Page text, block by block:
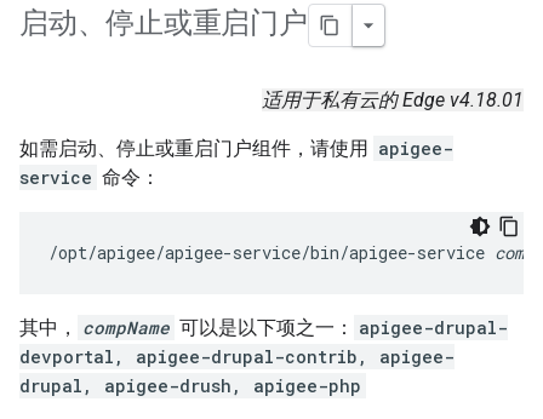
启动、停止或重启门户
适用于私有云的 Edge v4.18.01
如需启动、停止或重启门户组件，请使用 apigee-
service 命令：
/opt/apigee/apigee-service/bin/apigee-service
其中， compName 可以是以下项之一：
apigee-drupal-
devportal, apigee-drupal-contrib, apigee-
drupal, apigee-drush, apigee-php